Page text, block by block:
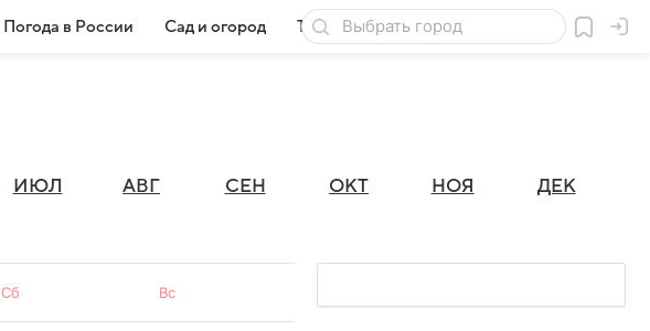
Погода в России Сад и огород Товары для дачи
ИЮЛ АВГ СЕН ОКТ НОЯ ДЕК
Сб Вс